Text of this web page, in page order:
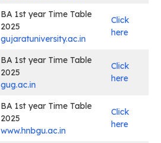
BA 1st year Time Table
2025
gujaratuniversity.ac.in
Click
here
BA 1st year Time Table
2025
gug.ac.in
Click
here
BA 1st year Time Table
2025
www.hnbgu.ac.in
Click
here